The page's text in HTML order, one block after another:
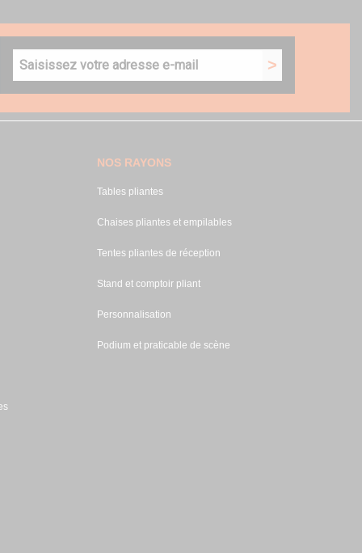
NOS RAYONS
Tables pliantes
Chaises pliantes et empilables
Tentes pliantes de réception
Stand et comptoir pliant
Personnalisation
Podium et praticable de scène